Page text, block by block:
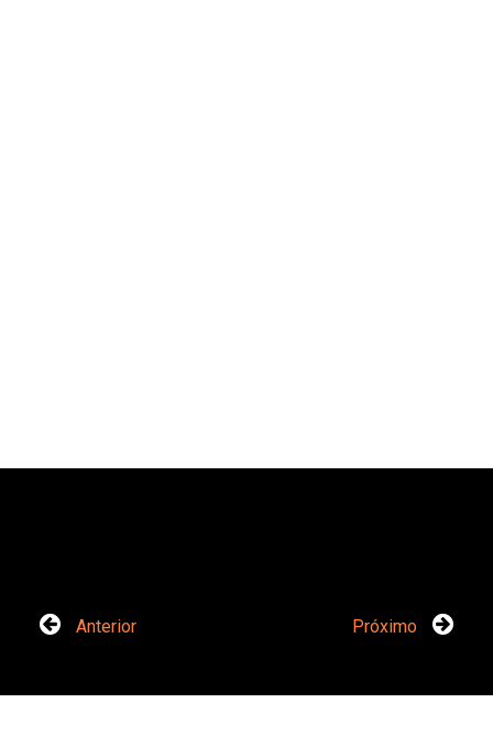
Anterior Próximo